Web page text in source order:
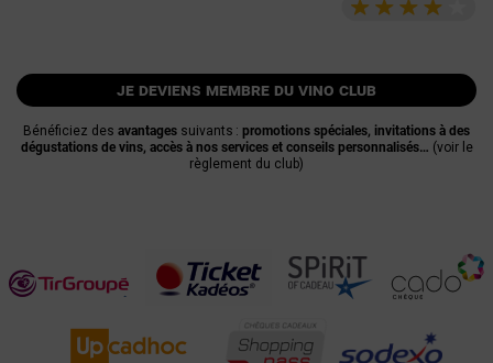
je deviens membre du vino club
Bénéficiez des avantages suivants : promotions spéciales, invitations à des
dégustations de vins, accès à nos services et conseils personnalisés… (voir le
règlement du club)